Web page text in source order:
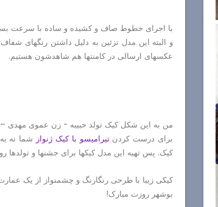
با اجرای خطوط صاف و کشیده و ساده با سرعت
و البته این مدل تزئین به دلیل داشتن رنگهای
عکسهای ارسالی در کامنتها هم شاهدشون هستیم.
من به این شکل کیک تولد حبیبه - زن عموی مهدی –
برای درست کردنتیرامیسو با کیک ژنواز شما نه
کیک. پس تهیه این مدل کیکها برای جشنها و تولدها
کیکی زیبا با طرحی رنگارنگ و چشمنواز از یک
بوشهر روزت مبارک!